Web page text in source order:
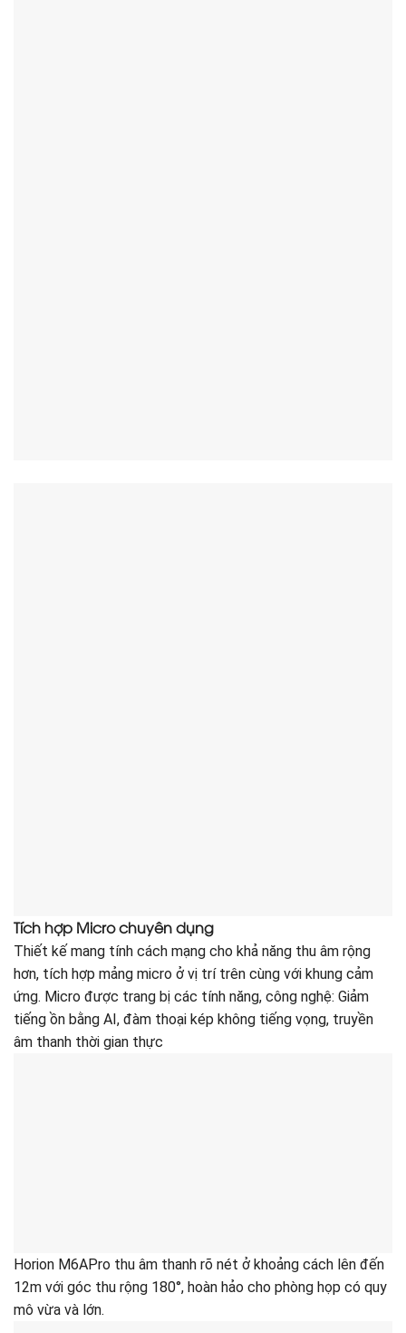
Tích hợp Micro chuyên dụng
Thiết kế mang tính cách mạng cho khả năng thu âm rộng
hơn, tích hợp mảng micro ở vị trí trên cùng với khung cảm
ứng. Micro được trang bị các tính năng, công nghệ: Giảm
tiếng ồn bằng AI, đàm thoại kép không tiếng vọng, truyền
âm thanh thời gian thực
Horion M6APro thu âm thanh rõ nét ở khoảng cách lên đến
12m với góc thu rộng 180°, hoàn hảo cho phòng họp có quy
mô vừa và lớn.